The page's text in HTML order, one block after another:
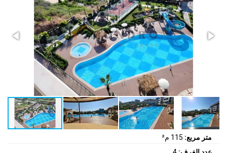
متر مربع: 115 م²